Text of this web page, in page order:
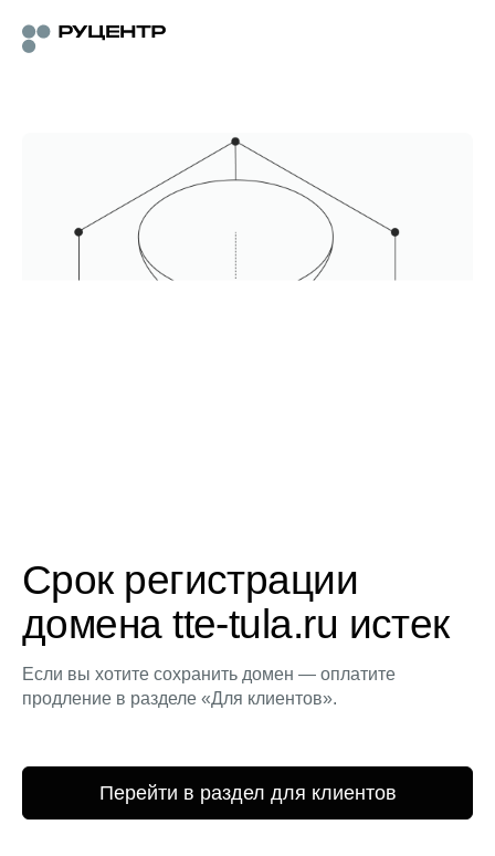
Срок регистрации
домена tte-tula.ru истек
Если вы хотите сохранить домен — оплатите
продление в разделе «Для клиентов».
Перейти в раздел для клиентов